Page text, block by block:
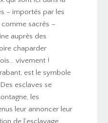
– importés par les
sacrés –
auprès des
chaparder
vivement !
est le symbole
esclaves se
les
leur annoncer leur
de l’esclavage